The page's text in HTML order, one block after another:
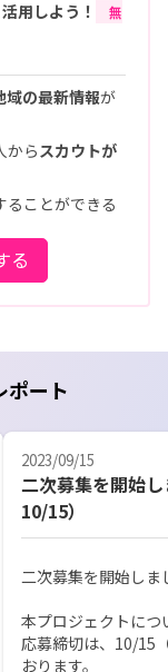
用しよう！
無
域の最新情報が
から スカウトが
ることができる
る
ポート
2023/09/15
二次募集を開始
10/15）
二次募集を開始しま
本プロジェクトにつ
応募締切は、10/15
おります。